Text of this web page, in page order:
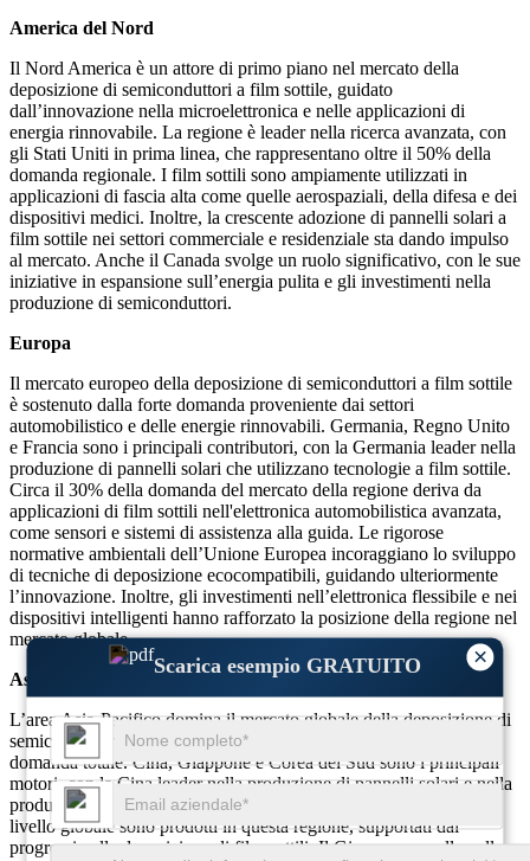
×
Scarica esempio GRATUITO
America del Nord
Il Nord America è un attore di primo piano nel mercato della
deposizione di semiconduttori a film sottile, guidato
dall’innovazione nella microelettronica e nelle applicazioni di
energia rinnovabile. La regione è leader nella ricerca avanzata, con
gli Stati Uniti in prima linea, che rappresentano oltre il 50% della
domanda regionale. I film sottili sono ampiamente utilizzati in
applicazioni di fascia alta come quelle aerospaziali, della difesa e dei
dispositivi medici. Inoltre, la crescente adozione di pannelli solari a
film sottile nei settori commerciale e residenziale sta dando impulso
al mercato. Anche il Canada svolge un ruolo significativo, con le sue
iniziative in espansione sull’energia pulita e gli investimenti nella
produzione di semiconduttori.
Europa
Il mercato europeo della deposizione di semiconduttori a film sottile
è sostenuto dalla forte domanda proveniente dai settori
automobilistico e delle energie rinnovabili. Germania, Regno Unito
e Francia sono i principali contributori, con la Germania leader nella
produzione di pannelli solari che utilizzano tecnologie a film sottile.
Circa il 30% della domanda del mercato della regione deriva da
applicazioni di film sottili nell'elettronica automobilistica avanzata,
come sensori e sistemi di assistenza alla guida. Le rigorose
normative ambientali dell’Unione Europea incoraggiano lo sviluppo
di tecniche di deposizione ecocompatibili, guidando ulteriormente
l’innovazione. Inoltre, gli investimenti nell’elettronica flessibile e nei
dispositivi intelligenti hanno rafforzato la posizione della regione nel
mercato globale.
Asia-Pacifico
L’area Asia-Pacifico domina il mercato globale della deposizione di
semiconduttori a film sottile, contribuendo per oltre il 50% alla
domanda totale. Cina, Giappone e Corea del Sud sono i principali
motori, con la Cina leader nella produzione di pannelli solari e nella
produzione di semiconduttori. Oltre il 70% dei display OLED a
livello globale sono prodotti in questa regione, supportati dai
progressi nella deposizione di film sottili. Il Giappone eccelle nella